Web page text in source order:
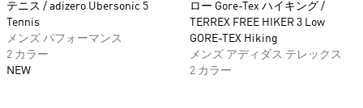
テニス / adizero Ubersonic 5
Tennis
メンズ パフォーマンス
2 カラー
NEW
ロー Gore-Tex ハイキング /
TERREX FREE HIKER 3 Low
GORE-TEX Hiking
メンズ アディダス テレックス
2 カラー